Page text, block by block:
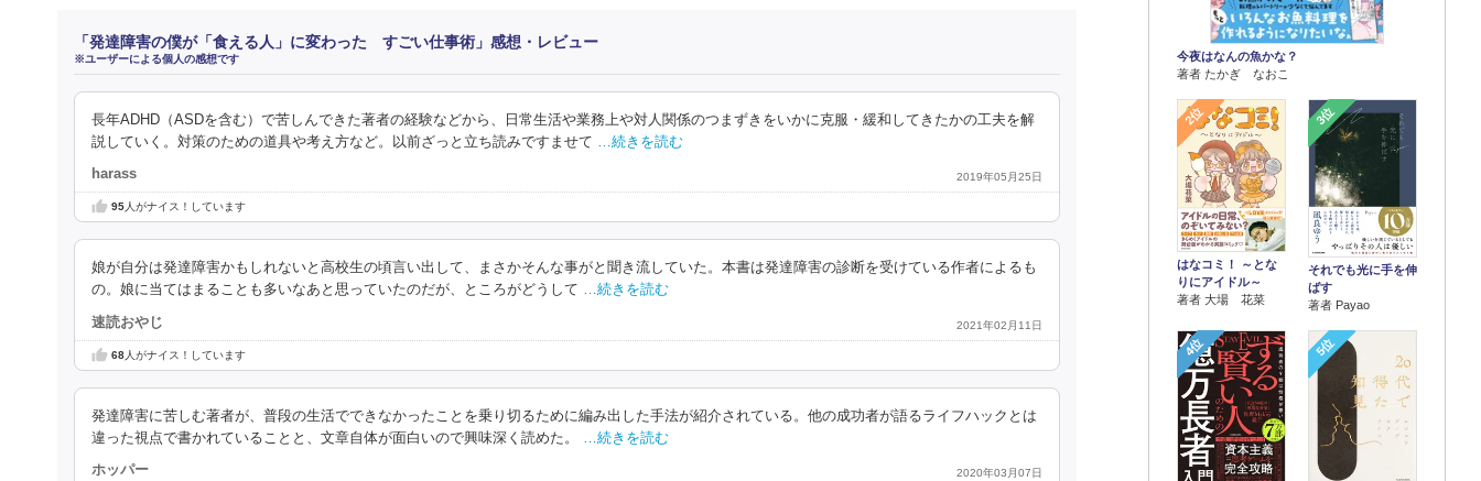
「発達障害の僕が「食える人」に変わった すごい仕事術」感想・レビュー
※ユーザーによる個人の感想です
長年ADHD（ASDを含む）で苦しんできた著者の経験などから、日常生活や業務上や対人関係のつまずきをいかに克服・緩和してきたかの工夫を解
説していく。対策のための道具や考え方など。以前ざっと立ち読みですませて
…続きを読む
harass 2019年05月25日
95人がナイス！しています
娘が自分は発達障害かもしれないと高校生の頃言い出して、まさかそんな事がと聞き流していた。本書は発達障害の診断を受けている作者によるも
の。娘に当てはまることも多いなあと思っていたのだが、ところがどうして …続きを読む
速読おやじ 2021年02月11日
68人がナイス！しています
発達障害に苦しむ著者が、普段の生活でできなかったことを乗り切るために編み出した手法が紹介されている。他の成功者が語るライフハックとは
違った視点で書かれていることと、文章自体が面白いので興味深く読めた。
…続きを読む
ホッパー 2020年03月07日
今夜はなんの魚かな？
著者 たかぎ なおこ
2位
はなコミ！ ～とな
りにアイドル～
著者 大場 花菜
3位
それでも光に手を伸
ばす
著者 Payao
4位 5位